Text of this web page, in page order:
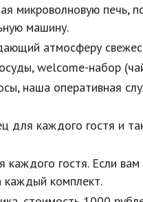
микроволновую печь,
машину.
атмосферу
wеlсоmе-набор
наша оперативная
для каждого гостя и
каждого гостя. Если
каждый комплект.